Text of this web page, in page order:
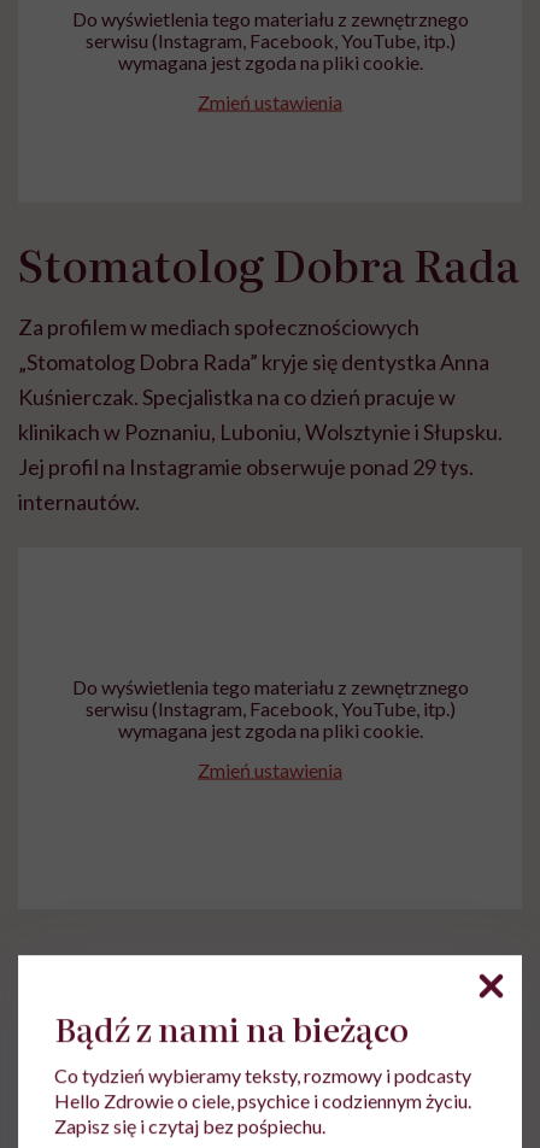
Do wyświetlenia tego materiału z zewnętrznego
serwisu (Instagram, Facebook, YouTube, itp.)
wymagana jest zgoda na pliki cookie.
Zmień ustawienia
Stomatolog Dobra Rada
Za profilem w mediach społecznościowych
„Stomatolog Dobra Rada” kryje się dentystka Anna
Kuśnierczak. Specjalistka na co dzień pracuje w
klinikach w Poznaniu, Luboniu, Wolsztynie i Słupsku.
Jej profil na Instagramie obserwuje ponad 29 tys.
internautów.
Do wyświetlenia tego materiału z zewnętrznego
serwisu (Instagram, Facebook, YouTube, itp.)
wymagana jest zgoda na pliki cookie.
Zmień ustawienia
Ewa Wojciechowska
Dziennikarka, filolożka, politolożka,
reportażystka. Pisze, od kiedy pamięta, a w
Bądź z nami na bieżąco
Co tydzień wybieramy teksty, rozmowy i podcasty
Hello Zdrowie o ciele, psychice i codziennym życiu.
Zapisz się i czytaj bez pośpiechu.